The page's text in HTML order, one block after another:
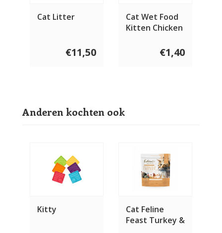
Cat Litter
€11,50
Cat Wet Food
Kitten Chicken
€1,40
Anderen kochten ook
Kitty
Cat Feline
Feast Turkey &